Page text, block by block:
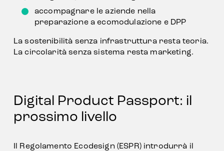
accompagnare le aziende nella
preparazione a ecomodulazione e DPP
La sostenibilità senza infrastruttura resta teoria.
La circolarità senza sistema resta marketing.
Digital Product Passport: il
prossimo livello